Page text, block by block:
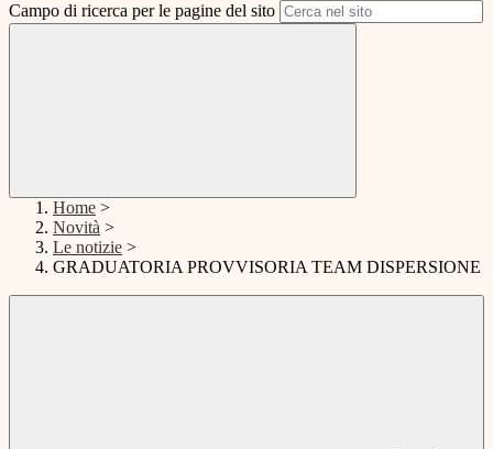
Campo di ricerca per le pagine del sito
Home >
Novità >
Le notizie >
GRADUATORIA PROVVISORIA TEAM DISPERSIONE